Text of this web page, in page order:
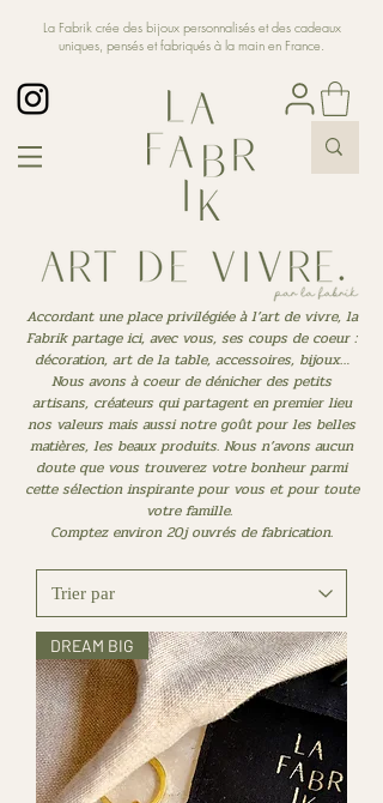
La Fabrik crée des bijoux personnalisés et des cadeaux
uniques, pensés et fabriqués à la main en France.
Accordant une place privilégiée à l’art de vivre, la
Fabrik partage ici, avec vous, ses coups de coeur :
décoration, art de la table, accessoires, bijoux…
Nous avons à coeur de dénicher des petits
artisans, créateurs qui partagent en premier lieu
nos valeurs mais aussi notre goût pour les belles
matières, les beaux produits. Nous n’avons aucun
doute que vous trouverez votre bonheur parmi
cette sélection inspirante pour vous et pour toute
votre famille.
Comptez environ 20j ouvrés de fabrication.
DREAM BIG